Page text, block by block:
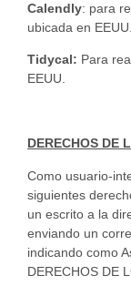
Calendly: para
ubicada en EEUU.
Tidycal: Para
EEUU.
DERECHOS DE
Como usuario-
siguientes
un escrito a la
enviando un
indicando como
DERECHOS DE